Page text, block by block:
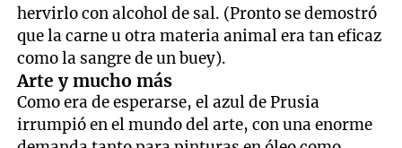
hervirlo con alcohol de sal. (Pronto se demostró
que la carne u otra materia animal era tan eficaz
como la sangre de un buey).
Arte y mucho más
Como era de esperarse, el azul de Prusia
irrumpió en el mundo del arte, con una enorme